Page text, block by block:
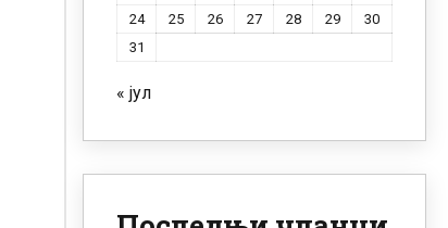
24
25 26 27 28 29
30
31
« јул